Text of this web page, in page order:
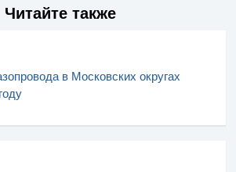
Читайте также
в Московских округах